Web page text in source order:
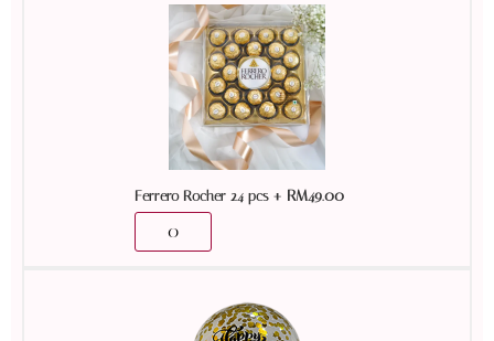
Ferrero Rocher 24 pcs+ RM49.00